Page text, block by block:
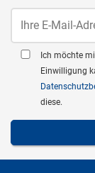
Ich möchte
Einwilligung
diese.